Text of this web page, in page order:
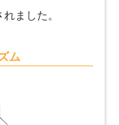
ました。
ム